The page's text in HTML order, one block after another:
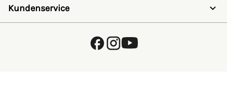
SALE
Registrieren
Wunschzettel
Passwort vergessen
Kundenservice
Kostenlose Fachberatung